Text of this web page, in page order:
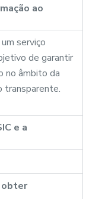
ao
serviço
de garantir
no âmbito da
transparente.
e a
obter